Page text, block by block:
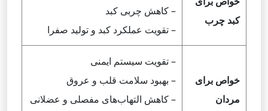
کبد چرب
– کاهش چربی کبد
– تقویت عملکرد کبد و تولید صفرا
خواص برای
مردان
– تقویت سیستم ایمنی
– بهبود سلامت قلب و عروق
– کاهش التهاب‌های مفصلی و عضلانی